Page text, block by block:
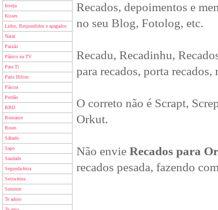
Inveja
Kisses
Lidos, Respondidos e apagados
Natal
Paixão
Pânico na TV
Para Ti
Paris Hilton
Páscoa
Perdão
RBD
Romance
Roses
Sábado
Sapo
Saudade
Segunda-feira
Sexta-feira
Summer
Te adoro
Recados, depoimentos e
no seu Blog, Fotolog, etc.
Recadu, Recadinhu,
para recados, porta
O correto não é Scrapt,
Orkut.
Não envie Recados para
recados pesada, fazendo